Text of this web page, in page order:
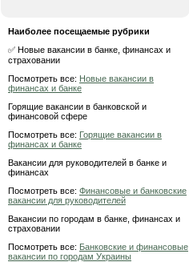
Наиболее посещаемые рубрики
✅ Новые вакансии в банке, финансах и
страховании
Посмотреть все: Новые вакансии в
финансах и банке
Горящие вакансии в банковской и
финансовой сфере
Посмотреть все: Горящие вакансии в
финансах и банке
Вакансии для руководителей в банке и
финансах
Посмотреть все: Финансовые и банковские
вакансии для руководителей
Вакансии по городам в банке, финансах и
страховании
Посмотреть все: Банковские и финансовые
вакансии по городам Украины